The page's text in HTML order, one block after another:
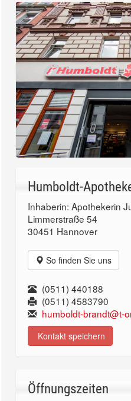
Humboldt-
Inhaberin: Apothekerin
Limmerstraße 54
30451 Hannover
So finden Sie uns
(0511) 440188
(0511) 4583790
humboldt-brandt@t-
Kontakt speichern
Öffnungszeiten